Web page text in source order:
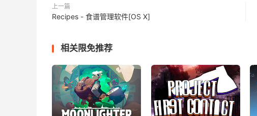
上一篇
Recipes - 食谱管理软件[OS X]
相关限免推荐